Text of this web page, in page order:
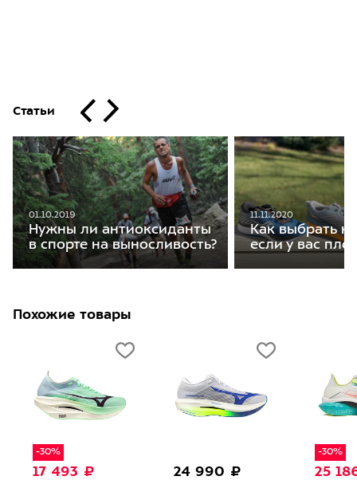
Статьи
01.10.2019
Нужны ли антиоксиданты
в спорте на выносливость?
11.11.2020
Как выбрать
если у вас
Похожие товары
-30%
17 493 ₽
24 990 ₽
-30%
25